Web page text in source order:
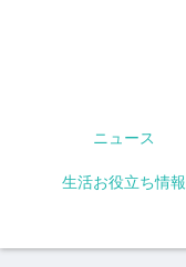
ニュース
生活お役立ち情報